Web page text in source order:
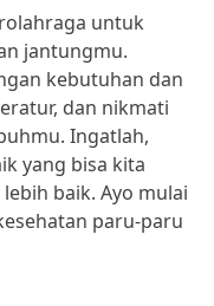
untuk
jantungmu.
kebutuhan dan
dan nikmati
Ingatlah,
yang bisa kita
baik. Ayo mulai
paru-paru